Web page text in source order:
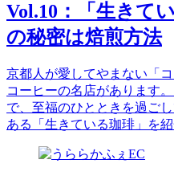
Vol.10：「生きて
の秘密は焙煎方法
京都人が愛してやまない「
コーヒーの名店があります
で、至福のひとときを過ご
ある「生きている珈琲」を紹